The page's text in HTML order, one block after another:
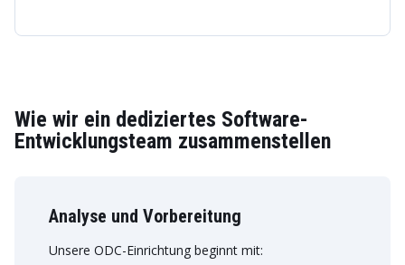
Wie wir ein dediziertes Software-
Entwicklungsteam zusammenstellen
Analyse und Vorbereitung
Unsere ODC-Einrichtung beginnt mit: